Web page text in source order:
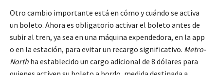
Otro cambio importante está en cómo y cuándo se activa
un boleto. Ahora es obligatorio activar el boleto antes de
subir al tren, ya sea en una máquina expendedora, en la app
o en la estación, para evitar un recargo significativo. Metro-
North ha establecido un cargo adicional de 8 dólares para